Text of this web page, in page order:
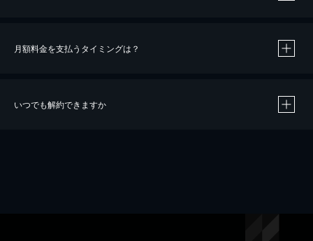
※40％ポイント還元の対象は、クレジットカード決済による作品の購入 / レンタルです。
iOSアプリのUコイン決済による作品の購入 / レンタルは、20％のポイント還元です。
月額料金を支払うタイミングは？
いつでも解約できますか